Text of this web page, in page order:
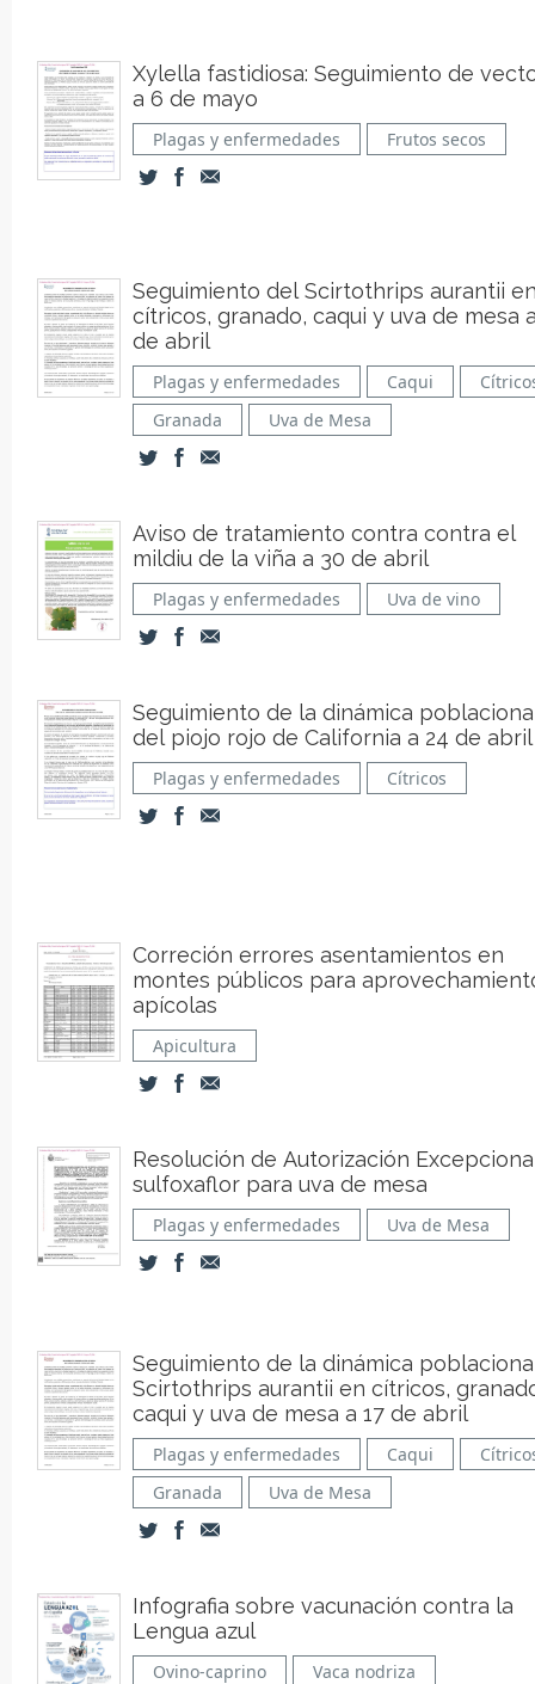
Xylella fastidiosa: Seguimiento de
a 6 de mayo
Plagas y enfermedades Frutos secos
Seguimiento del Scirtothrips aurantii
cítricos, granado, caqui y uva de mesa
de abril
Plagas y enfermedades Caqui
Granada
Uva de Mesa
Aviso de tratamiento contra contra el
mildiu de la viña a 30 de abril
Plagas y enfermedades Uva de vino
Seguimiento de la dinámica
del piojo rojo de California a 24 de abril
Plagas y enfermedades Cítricos
Correción errores asentamientos en
montes públicos para
apícolas
Apicultura
Resolución de Autorización
sulfoxaflor para uva de mesa
Plagas y enfermedades Uva de Mesa
Seguimiento de la dinámica
Scirtothrips aurantii en cítricos,
caqui y uva de mesa a 17 de abril
Plagas y enfermedades Caqui
Granada
Uva de Mesa
Infografia sobre vacunación contra la
Lengua azul
Ovino-caprino
Vaca nodriza